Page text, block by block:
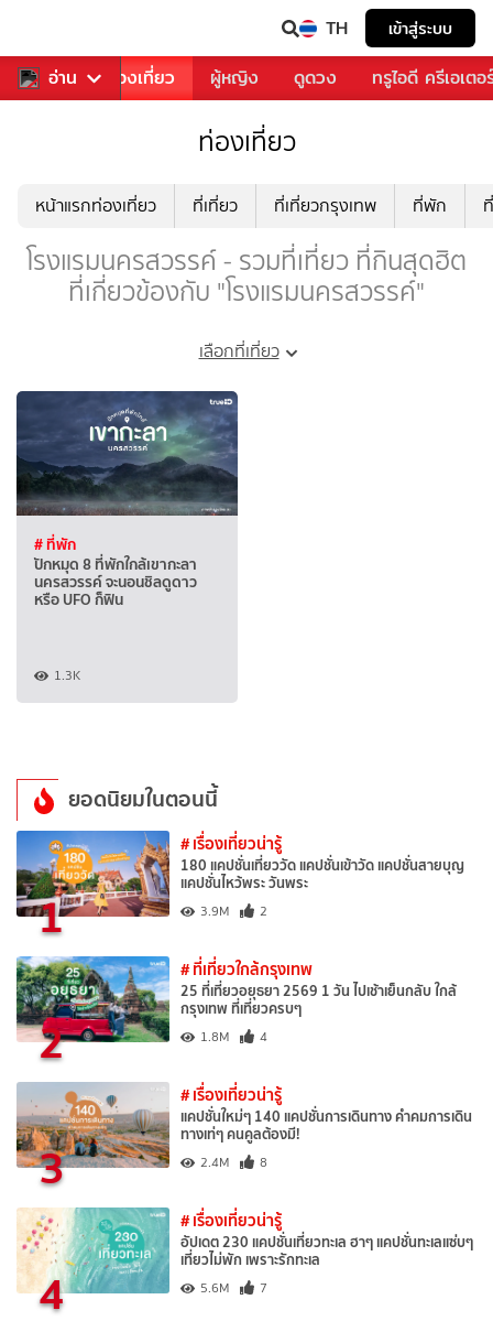
TH เข้าสู่ระบบ
อ่าน
อาหาร ท่องเที่ยว ผู้หญิง ดูดวง ทรูไอดี ครีเอเตอ
ท่องเที่ยว
หน้าแรกท่องเที่ยว ที่เที่ยว ที่เที่ยวกรุงเทพ ที่พัก
โรงแรมนครสวรรค์ - รวมที่เที่ยว ที่กินสุดฮิต
ที่เกี่ยวข้องกับ "โรงแรมนครสวรรค์"
เลือกที่เที่ยว
# ที่พัก
ปักหมุด 8 ที่พักใกล้เขากะลา
นครสวรรค์ จะนอนชิลดูดาว
หรือ UFO ก็ฟิน
1.3K
ยอดนิยมในตอนนี้
1
# เรื่องเที่ยวน่ารู้
180 แคปชั่นเที่ยววัด แคปชั่นเข้าวัด แคปชั่นสายบุญ
แคปชั่นไหว้พระ วันพระ
3.9M 2
2
# ที่เที่ยวใกล้กรุงเทพ
25 ที่เที่ยวอยุธยา 2569 1 วัน ไปเช้าเย็นกลับ ใกล้
กรุงเทพ ที่เที่ยวครบๆ
1.8M 4
3
# เรื่องเที่ยวน่ารู้
แคปชั่นใหม่ๆ 140 แคปชั่นการเดินทาง คำคมการเดิน
ทางเท่ๆ คนคูลต้องมี!
2.4M 8
4
# เรื่องเที่ยวน่ารู้
อัปเดต 230 แคปชั่นเที่ยวทะเล ฮาๆ แคปชั่นทะเลแซ่บๆ
เที่ยวไม่พัก เพราะรักทะเล
5.6M 7